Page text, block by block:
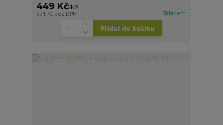
449 Kč/KS
371 Kč bez DPH Skladem
Přidat do košíku